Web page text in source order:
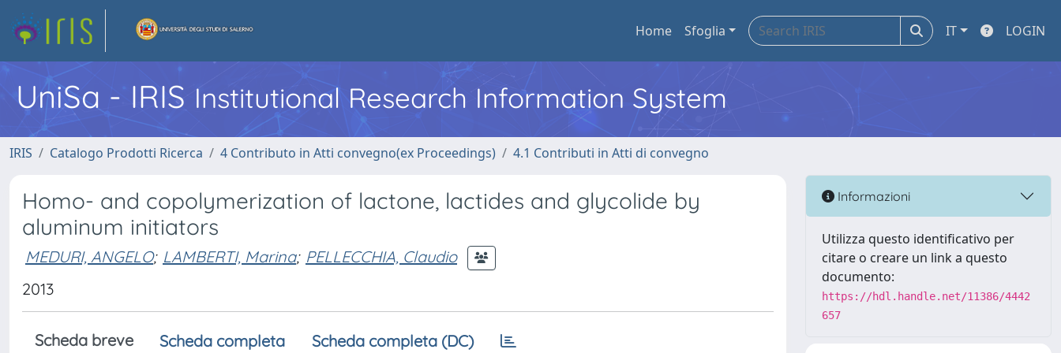
Home Sfoglia IT LOGIN
UniSa - IRIS Institutional Research Information System
IRIS Catalogo Prodotti Ricerca 4 Contributo in Atti convegno(ex Proceedings) 4.1 Contributi in Atti di convegno
Homo- and copolymerization of lactone, lactides and glycolide by
aluminum initiators
MEDURI, ANGELO; LAMBERTI, Marina; PELLECCHIA, Claudio
2013
Scheda breve Scheda completa Scheda completa (DC)
Informazioni
Utilizza questo identificativo per
citare o creare un link a questo
documento:
https://hdl.handle.net/11386/4442
657